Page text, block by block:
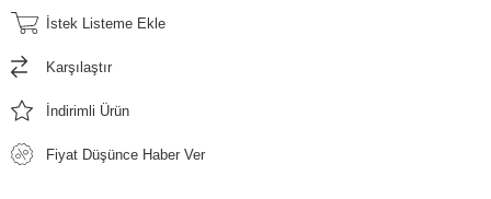
İstek Listeme Ekle
Karşılaştır
İndirimli Ürün
Fiyat Düşünce Haber Ver